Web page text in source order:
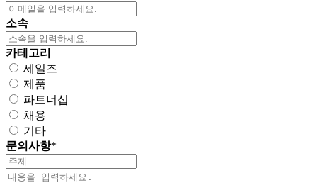
소속
카테고리
세일즈
제품
파트너십
채용
기타
문의사항*